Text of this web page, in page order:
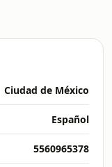
Ciudad de México
Español
5560965378